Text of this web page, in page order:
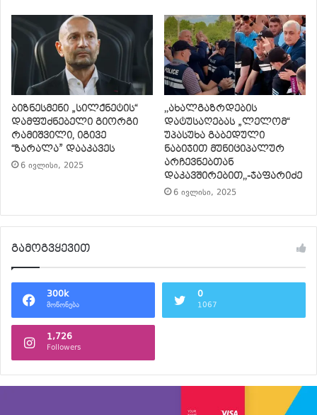
ბიზნესმენი „სილქნეტის“
დამფუძნებელი გიორგი
რამიშვილი, იგივე
“ზარალა” დააკავეს
6 ივლისი, 2025
,,ახალგაზრდების
დატუსაღებას „ლელომ“
უპასუხა გაბედული
ნაბიჯით მუნიციპალურ
არჩევნებთან
დაკავშირებით,,-ჯაფარიძე
6 ივლისი, 2025
გამოგვყევით
300k
მოწონება
0
1067
1,726
Followers